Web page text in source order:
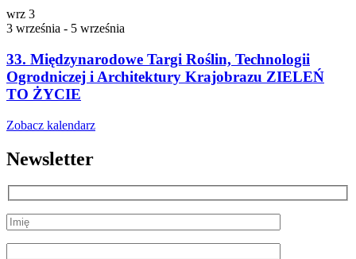
wrz 3
3 września - 5 września
33. Międzynarodowe Targi Roślin, Technologii
Ogrodniczej i Architektury Krajobrazu ZIELEŃ
TO ŻYCIE
Zobacz kalendarz
Newsletter